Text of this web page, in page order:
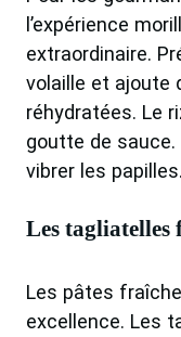
l’expérience
extraordinaire.
volaille et ajoute
réhydratées. Le
goutte de sauce.
vibrer les papilles.
Les tagliatelles
Les pâtes
excellence. Les